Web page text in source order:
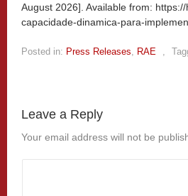
August 2026]. Available from:
capacidade-dinamica-para-
Posted in: Press Releases RAE
Leave a Reply
Your email address will not be